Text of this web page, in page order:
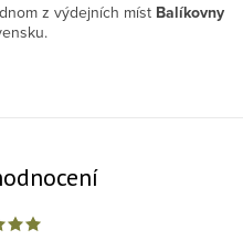
z výdejních míst Balíkovny